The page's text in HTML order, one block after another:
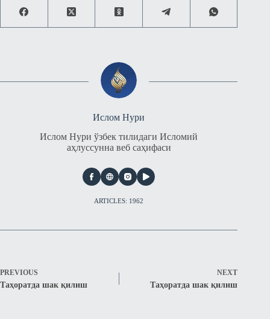
Ислом Нури
Ислом Нури ўзбек тилидаги Исломий
аҳлуссунна веб саҳифаси
ARTICLES: 1962
PREVIOUS
Таҳоратда шак қилиш
NEXT
Таҳоратда шак қилиш